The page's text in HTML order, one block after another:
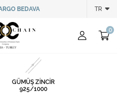
BEDAVA TR
GÜMÜŞ ZİNCİR
925/1000